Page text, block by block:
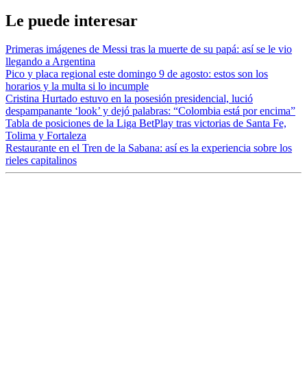
Le puede interesar
Primeras imágenes de Messi tras la muerte de su papá: así se le vio
llegando a Argentina
Pico y placa regional este domingo 9 de agosto: estos son los
horarios y la multa si lo incumple
Cristina Hurtado estuvo en la posesión presidencial, lució
despampanante ‘look’ y dejó palabras: “Colombia está por encima”
Tabla de posiciones de la Liga BetPlay tras victorias de Santa Fe,
Tolima y Fortaleza
Restaurante en el Tren de la Sabana: así es la experiencia sobre los
rieles capitalinos